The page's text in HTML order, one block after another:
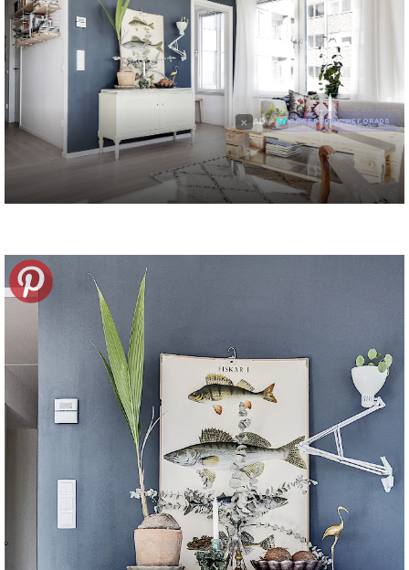
× AD POWERED BY WEFORADS